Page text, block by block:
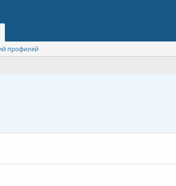
профилей